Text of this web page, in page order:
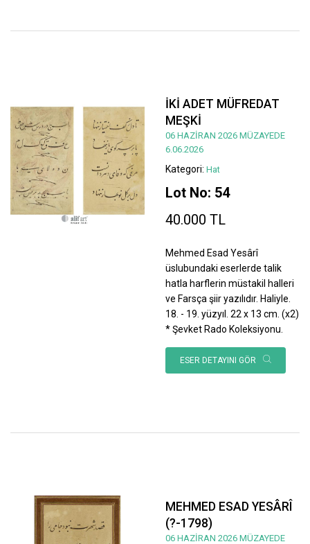
İKİ ADET MÜFREDAT
MEŞKİ
06 HAZİRAN 2026 MÜZAYEDE
6.06.2026
Kategori: Hat
Lot No: 54
40.000 TL
Mehmed Esad Yesârî
üslubundaki eserlerde talik
hatla harflerin müstakil halleri
ve Farsça şiir yazılıdır. Haliyle.
18. - 19. yüzyıl. 22 x 13 cm. (x2)
* Şevket Rado Koleksiyonu.
ESER DETAYINI GÖR
MEHMED ESAD YESÂRÎ
(?-1798)
06 HAZİRAN 2026 MÜZAYEDE